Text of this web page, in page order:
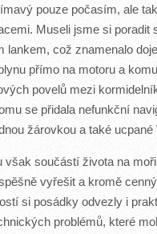
pouze počasím, ale
Museli jsme si poradit
lankem, což znamenalo
přímo na motoru a
povelů mezi
se přidala nefunkční
žárovkou a také ucpané
však součástí života na
vyřešit a kromě
si posádky odvezly i
problémů, které